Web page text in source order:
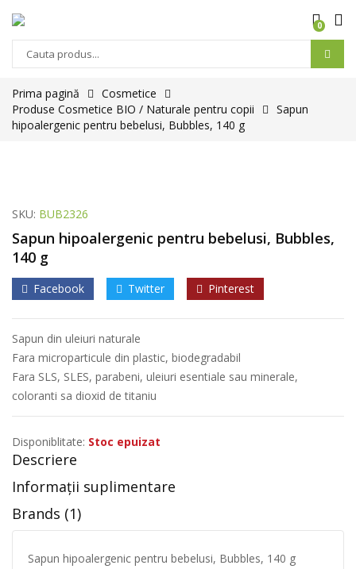
0
Prima pagină
Cosmetice
Produse Cosmetice BIO / Naturale pentru copii
Sapun
hipoalergenic pentru bebelusi, Bubbles, 140 g
SKU: BUB2326
Sapun hipoalergenic pentru bebelusi, Bubbles,
140 g
Facebook Twitter Pinterest
Sapun din uleiuri naturale
Fara microparticule din plastic, biodegradabil
Fara SLS, SLES, parabeni, uleiuri esentiale sau minerale,
coloranti sa dioxid de titaniu
Disponiblitate: Stoc epuizat
Descriere
Informații suplimentare
Brands (1)
Sapun hipoalergenic pentru bebelusi, Bubbles, 140 g